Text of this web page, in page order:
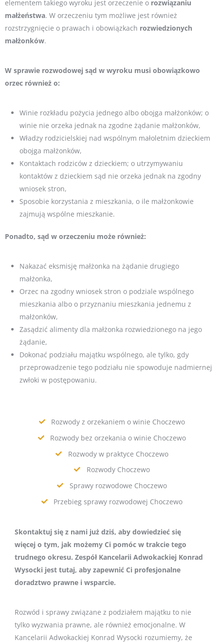
elementem takiego wyroku jest orzeczenie o rozwiązaniu
małżeństwa. W orzeczeniu tym możliwe jest również
rozstrzygnięcie o prawach i obowiązkach rozwiedzionych
małżonków.
W sprawie rozwodowej sąd w wyroku musi obowiązkowo
orzec również o:
Winie rozkładu pożycia jednego albo obojga małżonków; o
winie nie orzeka jednak na zgodne żądanie małżonków,
Władzy rodzicielskiej nad wspólnym małoletnim dzieckiem
obojga małżonków,
Kontaktach rodziców z dzieckiem; o utrzymywaniu
kontaktów z dzieckiem sąd nie orzeka jednak na zgodny
wniosek stron,
Sposobie korzystania z mieszkania, o ile małżonkowie
zajmują wspólne mieszkanie.
Ponadto, sąd w orzeczeniu może również:
Nakazać eksmisję małżonka na żądanie drugiego
małżonka,
Orzec na zgodny wniosek stron o podziale wspólnego
mieszkania albo o przyznaniu mieszkania jednemu z
małżonków,
Zasądzić alimenty dla małżonka rozwiedzionego na jego
żądanie,
Dokonać podziału majątku wspólnego, ale tylko, gdy
przeprowadzenie tego podziału nie spowoduje nadmiernej
zwłoki w postępowaniu.
Rozwody z orzekaniem o winie Choczewo
Rozwody bez orzekania o winie Choczewo
Rozwody w praktyce Choczewo
Rozwody Choczewo
Sprawy rozwodowe Choczewo
Przebieg sprawy rozwodowej Choczewo
Skontaktuj się z nami już dziś, aby dowiedzieć się
więcej o tym, jak możemy Ci pomóc w trakcie tego
trudnego okresu. Zespół Kancelarii Adwokackiej Konrad
Wysocki jest tutaj, aby zapewnić Ci profesjonalne
doradztwo prawne i wsparcie.
Rozwód i sprawy związane z podziałem majątku to nie
tylko wyzwania prawne, ale również emocjonalne. W
Kancelarii Adwokackiej Konrad Wysocki rozumiemy, że